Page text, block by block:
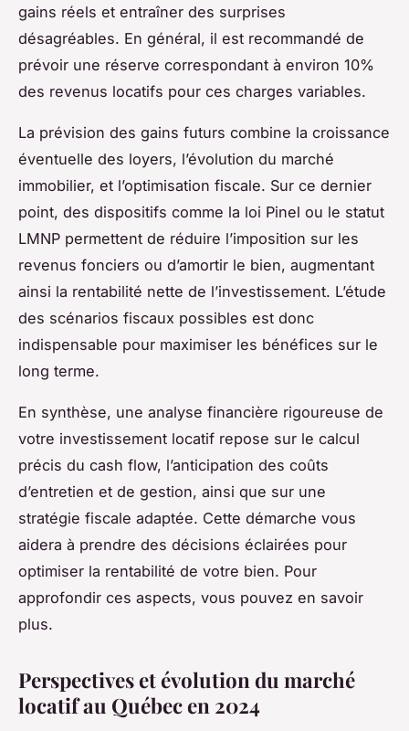
gains réels et entraîner des surprises
désagréables. En général, il est recommandé de
prévoir une réserve correspondant à environ 10%
des revenus locatifs pour ces charges variables.
La prévision des gains futurs combine la croissance
éventuelle des loyers, l’évolution du marché
immobilier, et l’optimisation fiscale. Sur ce dernier
point, des dispositifs comme la loi Pinel ou le statut
LMNP permettent de réduire l’imposition sur les
revenus fonciers ou d’amortir le bien, augmentant
ainsi la rentabilité nette de l’investissement. L’étude
des scénarios fiscaux possibles est donc
indispensable pour maximiser les bénéfices sur le
long terme.
En synthèse, une analyse financière rigoureuse de
votre investissement locatif repose sur le calcul
précis du cash flow, l’anticipation des coûts
d’entretien et de gestion, ainsi que sur une
stratégie fiscale adaptée. Cette démarche vous
aidera à prendre des décisions éclairées pour
optimiser la rentabilité de votre bien. Pour
approfondir ces aspects, vous pouvez en savoir
plus.
Perspectives et évolution du marché
locatif au Québec en 2024